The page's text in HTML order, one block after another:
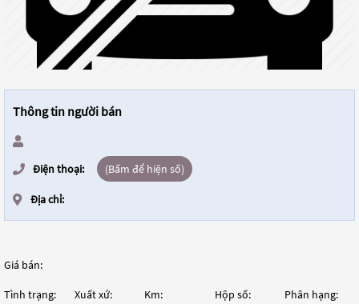
Thông tin người bán
Điện thoại: (Bấm để hiện số)
Địa chỉ:
Giá bán:
Tình trạng: Xuất xứ: Km: Hộp số: Phân hạng: